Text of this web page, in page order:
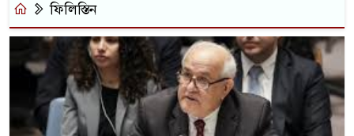
ফিলিস্তিন